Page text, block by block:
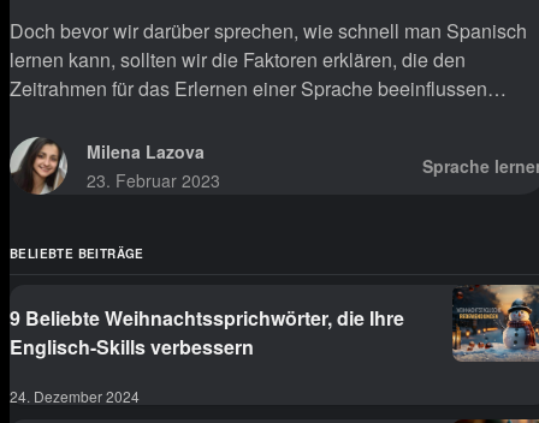
Doch bevor wir darüber sprechen, wie schnell man Spanisch
lernen kann, sollten wir die Faktoren erklären, die den
Zeitrahmen für das Erlernen einer Sprache beeinflussen
Milena Lazova
23. Februar 2023
Sprache
BELIEBTE BEITRÄGE
9 Beliebte Weihnachtssprichwörter, die Ihre
Englisch-Skills verbessern
24. Dezember 2024